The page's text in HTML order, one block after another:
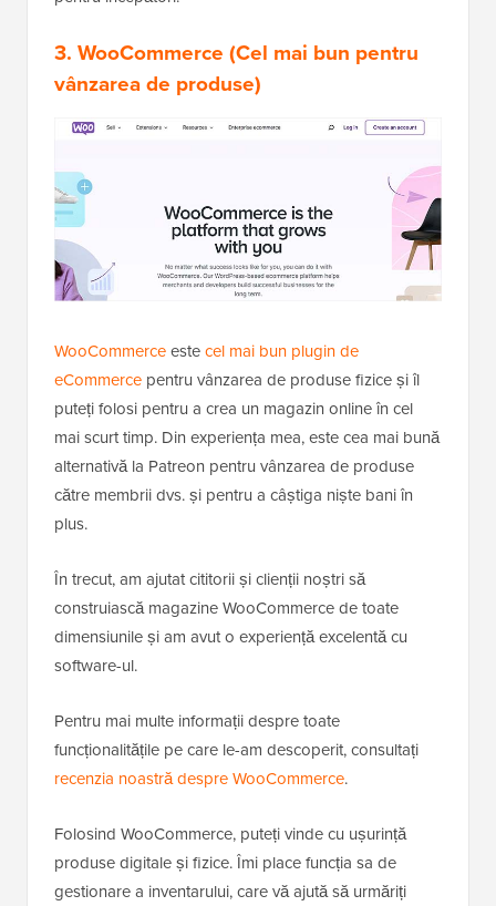
3. WooCommerce (Cel mai bun pentru
vânzarea de produse)
WooCommerceestecel mai bun plugin de
eCommerce pentru vânzarea de produse fizice și îl
puteți folosi pentru a crea un magazin online în cel
mai scurt timp. Din experiența mea, este cea mai bună
alternativă la Patreon pentru vânzarea de produse
către membrii dvs. și pentru a câștiga niște bani în
plus.
În trecut, am ajutat cititorii și clienții noștri să
construiască magazine WooCommerce de toate
dimensiunile și am avut o experiență excelentă cu
software-ul.
Pentru mai multe informații despre toate
funcționalitățile pe care le-am descoperit, consultați
recenzia noastră despre WooCommerce.
Folosind WooCommerce, puteți vinde cu ușurință
produse digitale și fizice. Îmi place funcția sa de
gestionare a inventarului, care vă ajută să urmăriți